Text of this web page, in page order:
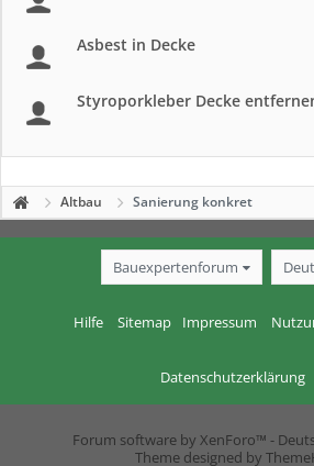
Asbest in Decke
Styroporkleber Decke
Altbau Sanierung konkret
Bauexpertenforum
Hilfe Sitemap Impressum
Datenschutzerklärung
Forum software by XenForo™ -
Theme designed by